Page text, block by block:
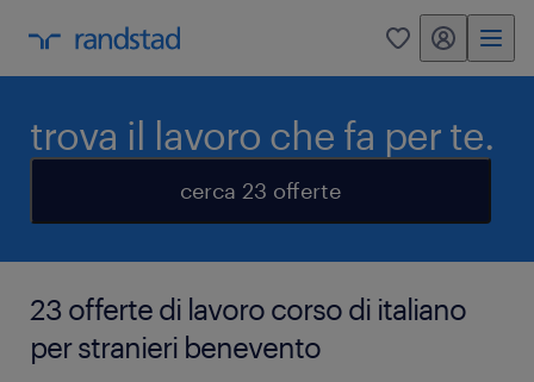
0 my randstad
trova il lavoro che fa per te.
cerca 23 offerte
23 offerte di lavoro corso di italiano
per stranieri benevento